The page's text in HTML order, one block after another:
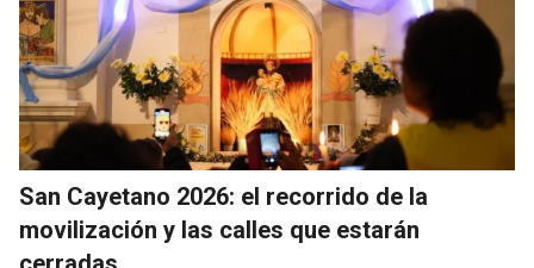
San Cayetano 2026: el recorrido de la
movilización y las calles que estarán